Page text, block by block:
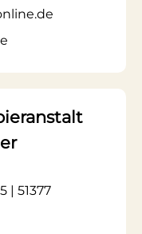
| 51377